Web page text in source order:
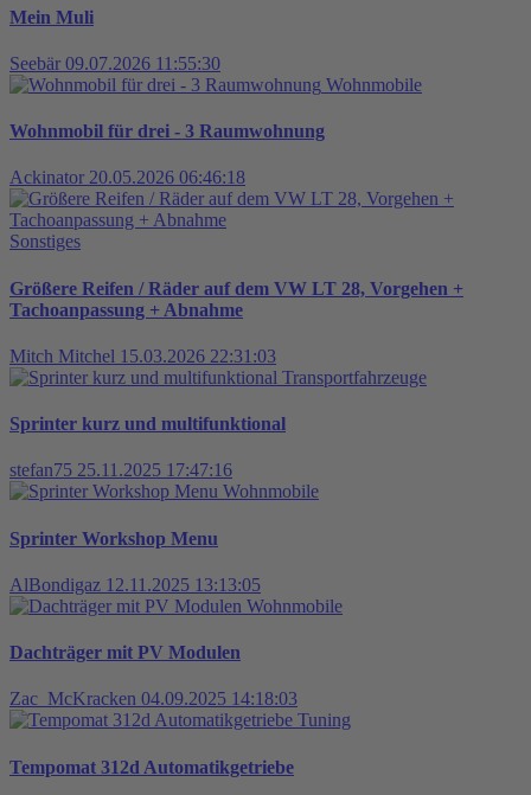
Mein Muli
Seebär 09.07.2026 11:55:30
Wohnmobile
Wohnmobil für drei - 3 Raumwohnung
Ackinator 20.05.2026 06:46:18
Sonstiges
Größere Reifen / Räder auf dem VW LT 28, Vorgehen +
Tachoanpassung + Abnahme
Mitch Mitchel 15.03.2026 22:31:03
Transportfahrzeuge
Sprinter kurz und multifunktional
stefan75 25.11.2025 17:47:16
Wohnmobile
Sprinter Workshop Menu
AlBondigaz 12.11.2025 13:13:05
Wohnmobile
Dachträger mit PV Modulen
Zac_McKracken 04.09.2025 14:18:03
Tuning
Tempomat 312d Automatikgetriebe